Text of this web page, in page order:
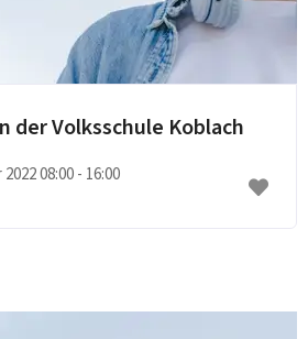
der Volksschule Koblach
08:00 - 16:00